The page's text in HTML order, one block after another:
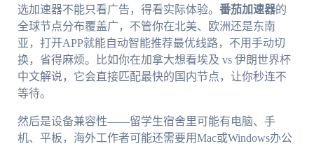
选加速器不能只看广告，得看实际体验。 番茄加速器的
全球节点分布覆盖广，不管你在北美、欧洲还是东南
亚，打开APP就能自动智能推荐最优线路，不用手动切
换，省得麻烦。比如你在加拿大想看埃及 vs 伊朗世界杯
中文解说，它会直接匹配最快的国内节点，让你秒连不
等待。
然后是设备兼容性——留学生宿舍里可能有电脑、手
机、平板，海外工作者可能还需要用Mac或Windows办公